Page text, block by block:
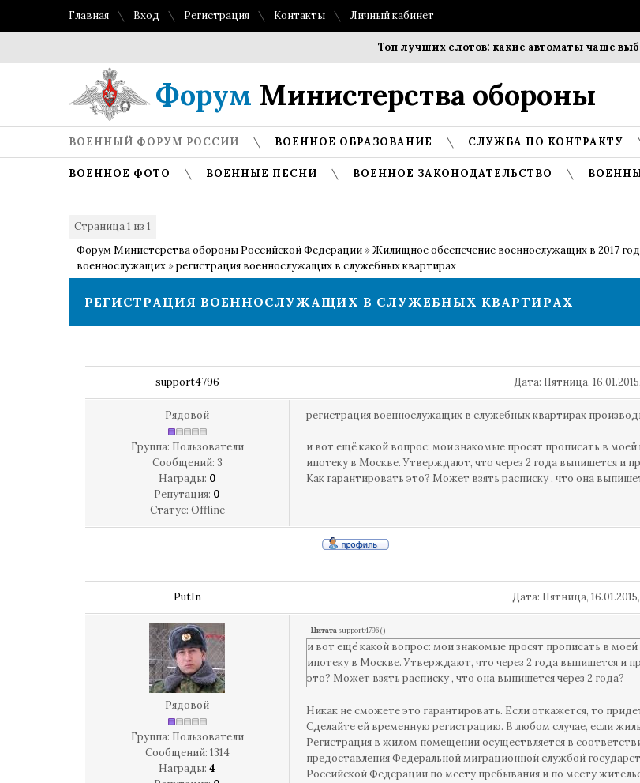
Главная Вход Регистрация Контакты Личный кабинет
Топ лучших слотов: какие автоматы чаще выбирают
Форум Министерства обороны
ВОЕННЫЙ ФОРУМ РОССИИ ВОЕННОЕ ОБРАЗОВАНИЕ СЛУЖБА ПО КОНТРАКТУ
ВОЕННОЕ ФОТО ВОЕННЫЕ ПЕСНИ ВОЕННОЕ ЗАКОНОДАТЕЛЬСТВО
Страница1 из 1
Форум Министерства обороны Российской Федерации »Жилищное обеспечение военнослужащих в 2017
военнослужащих »регистрация военнослужащих в служебных квартирах
РЕГИСТРАЦИЯ ВОЕННОСЛУЖАЩИХ В СЛУЖЕБНЫХ КВАРТИРАХ
support4796 Дата: Пятница,
Рядовой
Группа: Пользователи
Сообщений: 3
Награды: 0
Репутация: 0
Статус: Offline
регистрация военнослужащих в служебных квартирах
и вот ещё какой вопрос: мои знакомые просят прописать в
ипотеку в Москве. Утверждают, что через 2 года выпишется и
Как гарантировать это? Может взять расписку , что она
PutIn Дата: Пятница,
Рядовой
Группа: Пользователи
Сообщений: 1314
Награды: 4
Цитатаsupport4796()
и вот ещё какой вопрос: мои знакомые просят прописать в
ипотеку в Москве. Утверждают, что через 2 года выпишется и
это? Может взять расписку , что она выпишется через 2 года?
Никак не сможете это гарантировать. Если откажется, то
Сделайте ей временную регистрацию. В любом случае, если
Регистрация в жилом помещении осуществляется в
предоставления Федеральной миграционной службой
Российской Федерации по месту пребывания и по месту